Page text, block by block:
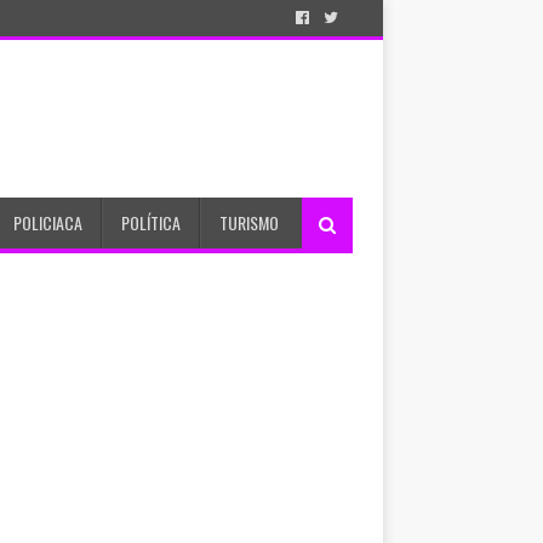
POLICIACA POLÍTICA TURISMO